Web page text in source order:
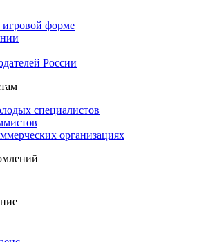
форме
России
специалистов
организациях